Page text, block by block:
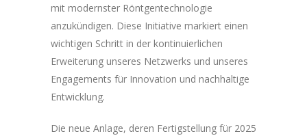
mit modernster Röntgentechnologie
anzukündigen. Diese Initiative markiert einen
wichtigen Schritt in der kontinuierlichen
Erweiterung unseres Netzwerks und unseres
Engagements für Innovation und nachhaltige
Entwicklung.
Die neue Anlage, deren Fertigstellung für 2025